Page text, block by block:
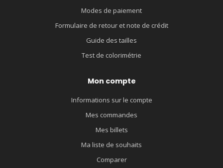
Modes de paiement
Formulaire de retour et note de crédit
Guide des tailles
Test de colorimétrie
Mon compte
Informations sur le compte
Mes commandes
Mes billets
Ma liste de souhaits
Comparer